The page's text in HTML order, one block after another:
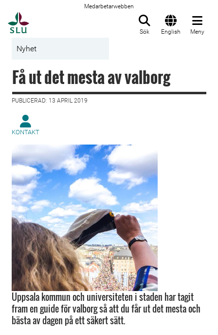
Medarbetarwebben
Sök English Meny
Nyhet
Få ut det mesta av valborg
PUBLICERAD: 13 APRIL 2019
KONTAKT
Uppsala kommun och universiteten i staden har tagit
fram en guide för valborg så att du får ut det mesta och
bästa av dagen på ett säkert sätt.